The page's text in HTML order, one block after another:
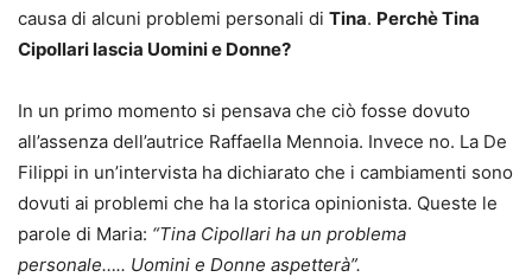
causa di alcuni problemi personali di Tina. Perchè Tina
Cipollari lascia Uomini e Donne?
In un primo momento si pensava che ciò fosse dovuto
all’assenza dell’autrice Raffaella Mennoia. Invece no. La De
Filippi in un’intervista ha dichiarato che i cambiamenti sono
dovuti ai problemi che ha la storica opinionista. Queste le
parole di Maria: “Tina Cipollari ha un problema
personale….. Uomini e Donne aspetterà”.